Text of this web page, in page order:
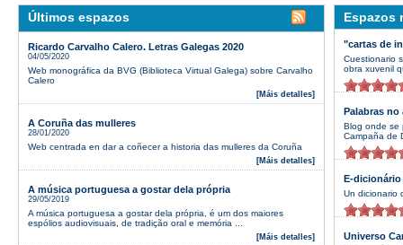
Últimos espazos
Ricardo Carvalho Calero. Letras Galegas 2020
04/05/2020
Web monográfica da BVG (Biblioteca Virtual Galega) sobre Carvalho
Calero
[Máis detalles]
A Coruña das mulleres
28/01/2020
Web centrada en dar a coñecer a historia das mulleres da Coruña
[Máis detalles]
A música portuguesa a gostar dela própria
29/05/2019
A música portuguesa a gostar dela própria, é um dos maiores
espólios audiovisuais, de tradição oral e memória ...
[Máis detalles]
Espazos
"cartas de
Cuestionario
obra xuvenil
Palabras no
Blog onde se
Campaña de
E-
Un dicionario
Universo